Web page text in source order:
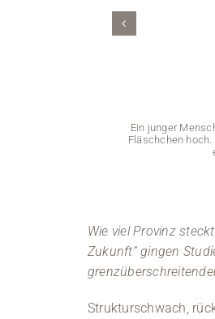
Ein junger
Fläschchen
Wie viel Provinz
Zukunft“ gingen
Strukturschwach,